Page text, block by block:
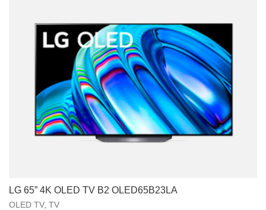
LG 65” 4K OLED TV B2 OLED65B23LA
OLED TV, TV